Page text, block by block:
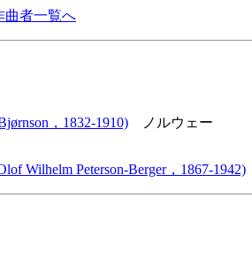
曲者一覧へ
，1832-1910) ノルウェー
Wilhelm Peterson-Berger，1867-1942)